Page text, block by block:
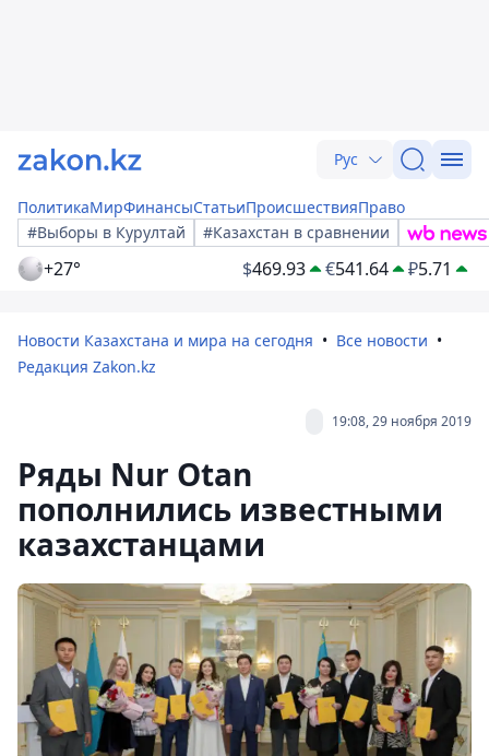
Рус
ПолитикаМирФинансыСтатьиПроисшествияПраво
#Выборы в Курултай
#Казахстан в сравнении
+27° $469.93 €541.64 ₽5.71
Новости Казахстана и мира на сегодня
Все новости
Редакция Zakon.kz
19:08, 29 ноября 2019
Ряды Nur Otan
пополнились известными
казахстанцами